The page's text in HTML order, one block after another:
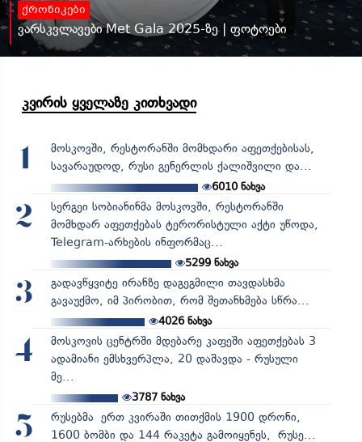
ქრონიკები
ვარსკვლავები Met Gala 2025-ზე | ფოტოები
კვირის ყველაზე კითხვადი
1
მოსკოვში, რესტორანში მომხდარი აფეთქებისას,
სავარაუდოდ, რუსი გენერლის ქალიშვილი და...
6010ნახვა
2
სერგეი სობიანინმა მოსკოვში, რესტორანში
მომხდარ აფეთქებას ტერორისტული აქტი უწოდა,
Telegram-არხების ინფორმაც...
5299ნახვა
3
გადავწყვიტე ირანზე დაგეგმილი თავდასხმა
გავაუქმო, იმ პირობით, რომ შეთანხმება სწრა...
4026ნახვა
4
მოსკოვის ცენტრში მდებარე კაფეში აფეთქებას 3
ადამიანი ემსხვერპლა, 20 დაშავდა - რუსული
მე...
3787ნახვა
5
რუსებმა ერთ კვირაში თითქმის 1900 დრონი,
1600 ბომბი და 144 რაკეტა გამოიყენეს, რუსე...